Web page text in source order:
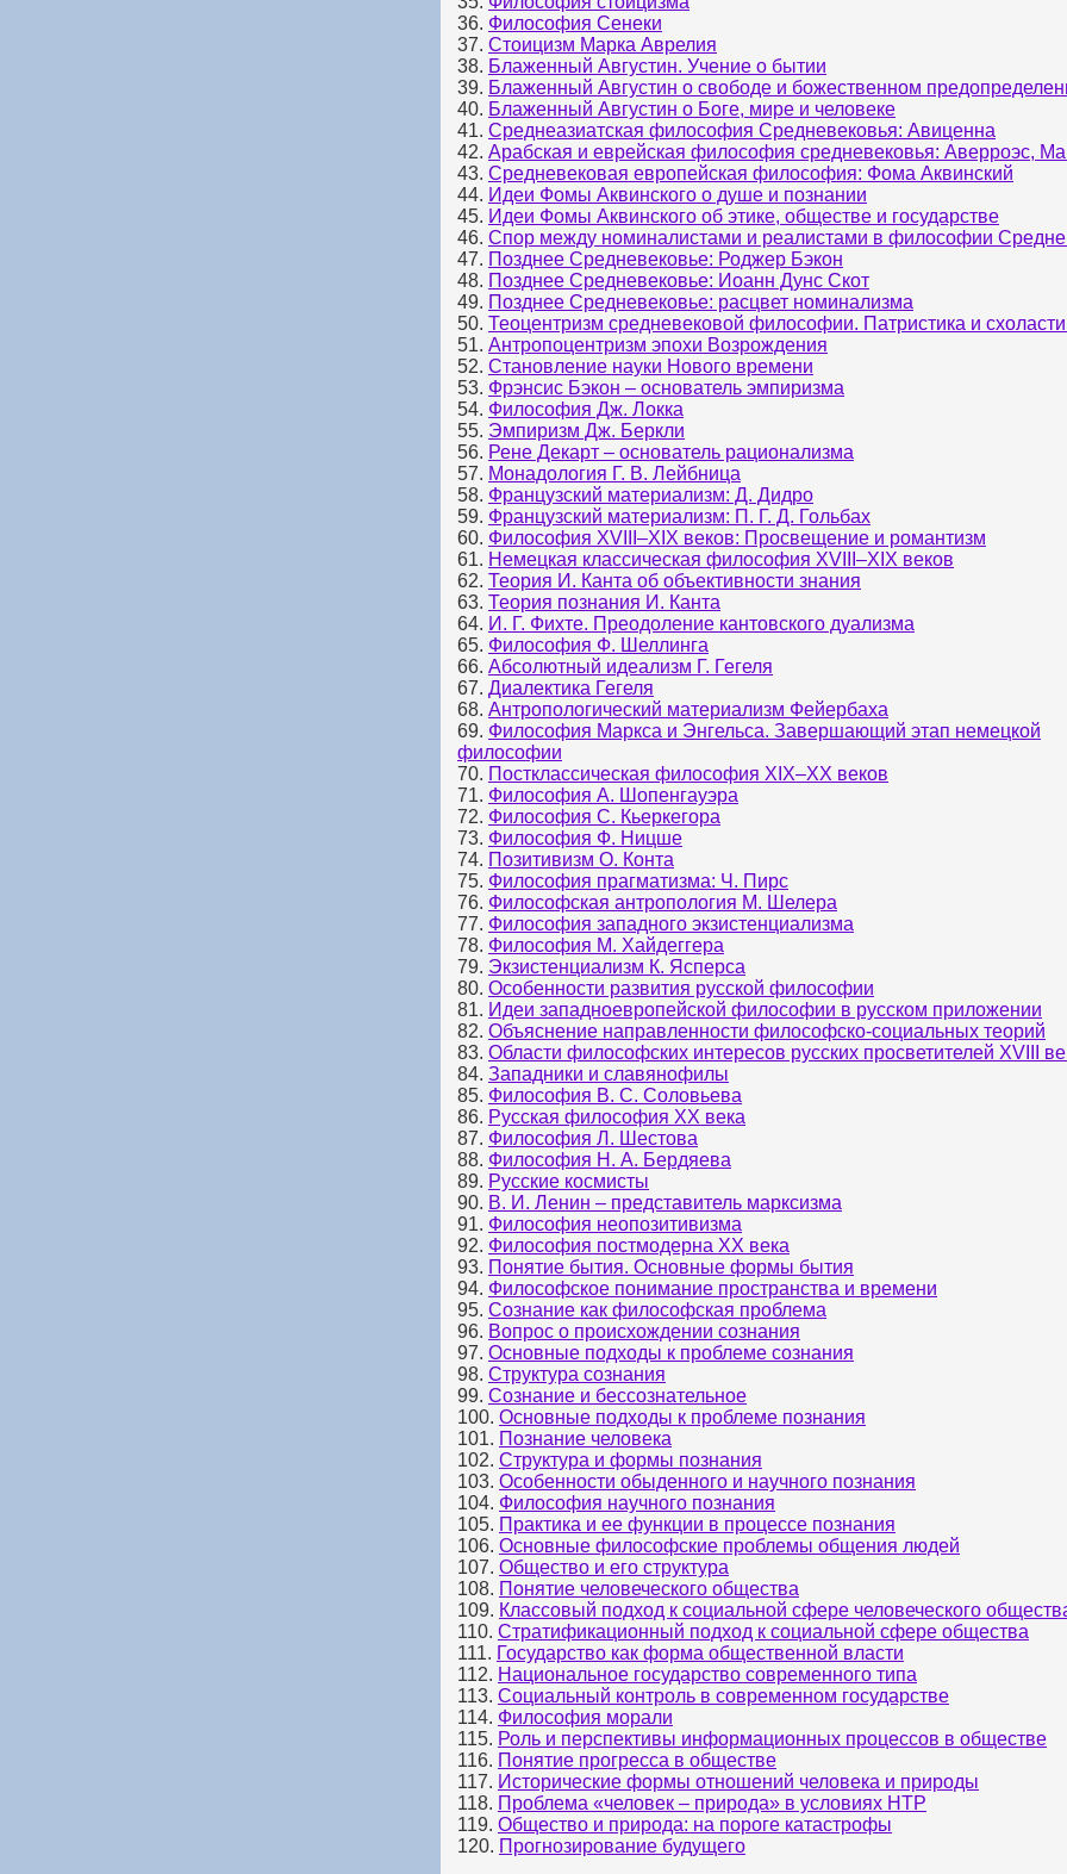
36. Философия Сенеки
37. Стоицизм Марка Аврелия
38. Блаженный Августин. Учение о бытии
39. Блаженный Августин о свободе и божественном
40. Блаженный Августин о Боге, мире и человеке
41. Среднеазиатская философия Средневековья: Авиценна
42. Арабская и еврейская философия средневековья: Аверроэс,
43. Средневековая европейская философия: Фома Аквинский
44. Идеи Фомы Аквинского о душе и познании
45. Идеи Фомы Аквинского об этике, обществе и государстве
46. Спор между номиналистами и реалистами в философии
47. Позднее Средневековье: Роджер Бэкон
48. Позднее Средневековье: Иоанн Дунс Скот
49. Позднее Средневековье: расцвет номинализма
50. Теоцентризм средневековой философии. Патристика и
51. Антропоцентризм эпохи Возрождения
52. Становление науки Нового времени
53. Фрэнсис Бэкон – основатель эмпиризма
54. Философия Дж. Локка
55. Эмпиризм Дж. Беркли
56. Рене Декарт – основатель рационализма
57. Монадология Г. В. Лейбница
58. Французский материализм: Д. Дидро
59. Французский материализм: П. Г. Д. Гольбах
60. Философия XVIII–XIX веков: Просвещение и романтизм
61. Немецкая классическая философия XVIII–XIX веков
62. Теория И. Канта об объективности знания
63. Теория познания И. Канта
64. И. Г. Фихте. Преодоление кантовского дуализма
65. Философия Ф. Шеллинга
66. Абсолютный идеализм Г. Гегеля
67. Диалектика Гегеля
68. Антропологический материализм Фейербаха
69. Философия Маркса и Энгельса. Завершающий этап немецкой
философии
70. Постклассическая философия XIX–XX веков
71. Философия А. Шопенгауэра
72. Философия С. Кьеркегора
73. Философия Ф. Ницше
74. Позитивизм О. Конта
75. Философия прагматизма: Ч. Пирс
76. Философская антропология М. Шелера
77. Философия западного экзистенциализма
78. Философия М. Хайдеггера
79. Экзистенциализм К. Ясперса
80. Особенности развития русской философии
81. Идеи западноевропейской философии в русском приложении
82. Объяснение направленности философско-социальных теорий
83. Области философских интересов русских просветителей XVIII
84. Западники и славянофилы
85. Философия В. С. Соловьева
86. Русская философия XX века
87. Философия Л. Шестова
88. Философия Н. А. Бердяева
89. Русские космисты
90. В. И. Ленин – представитель марксизма
91. Философия неопозитивизма
92. Философия постмодерна XX века
93. Понятие бытия. Основные формы бытия
94. Философское понимание пространства и времени
95. Сознание как философская проблема
96. Вопрос о происхождении сознания
97. Основные подходы к проблеме сознания
98. Структура сознания
99. Сознание и бессознательное
100. Основные подходы к проблеме познания
101. Познание человека
102. Структура и формы познания
103. Особенности обыденного и научного познания
104. Философия научного познания
105. Практика и ее функции в процессе познания
106. Основные философские проблемы общения людей
107. Общество и его структура
108. Понятие человеческого общества
109. Классовый подход к социальной сфере человеческого
110. Стратификационный подход к социальной сфере общества
111. Государство как форма общественной власти
112. Национальное государство современного типа
113. Социальный контроль в современном государстве
114. Философия морали
115. Роль и перспективы информационных процессов в обществе
116. Понятие прогресса в обществе
117. Исторические формы отношений человека и природы
118. Проблема «человек – природа» в условиях НТР
119. Общество и природа: на пороге катастрофы
120. Прогнозирование будущего